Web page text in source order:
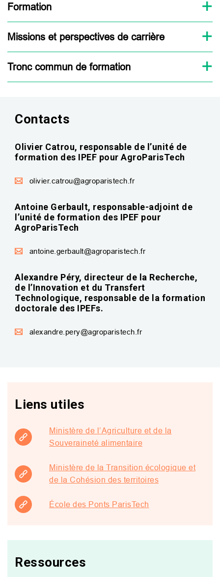
Formation
Missions et perspectives de carrière
Tronc commun de formation
Contacts
Olivier Catrou, responsable de l’unité de
formation des IPEF pour AgroParisTech
olivier.catrou@agroparistech.fr
Antoine Gerbault, responsable-adjoint de
l’unité de formation des IPEF pour
AgroParisTech
antoine.gerbault@agroparistech.fr
Alexandre Péry, directeur de la Recherche,
de l’Innovation et du Transfert
Technologique, responsable de la formation
doctorale des IPEFs.
alexandre.pery@agroparistech.fr
Liens utiles
Ministère de l’Agriculture et de la
Souveraineté alimentaire
Ministère de la Transition écologique et
de la Cohésion des territoires
École des Ponts ParisTech
Ressources